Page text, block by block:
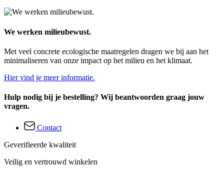
We werken milieubewust.
Met veel concrete ecologische maatregelen dragen we bij aan het
minimaliseren van onze impact op het milieu en het klimaat.
Hier vind je meer informatie.
Hulp nodig bij je bestelling? Wij beantwoorden graag jouw
vragen.
Contact
Geverifieerde kwaliteit
Veilig en vertrouwd winkelen